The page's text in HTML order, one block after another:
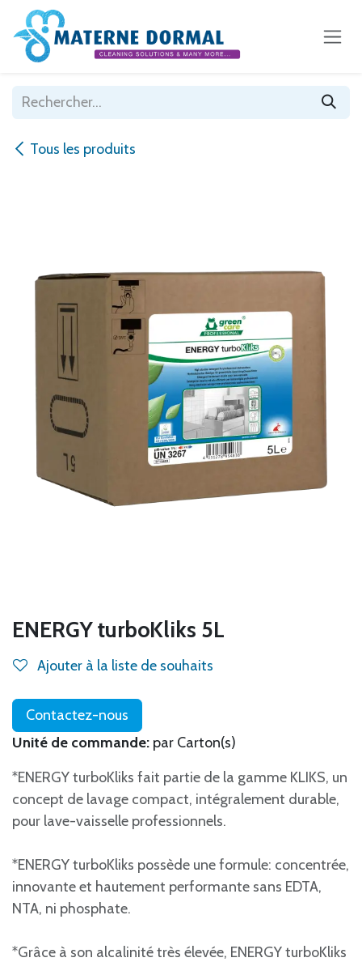
Se rendre au contenu
Tous les produits
ENERGY turboKliks 5L
Ajouter à la liste de souhaits
Contactez-nous
Unité de commande: par Carton(s)
*ENERGY turboKliks fait partie de la gamme KLIKS, un
concept de lavage compact, intégralement durable,
pour lave-vaisselle professionnels.
*ENERGY turboKliks possède une formule: concentrée,
innovante et hautement performante sans EDTA,
NTA, ni phosphate.
*Grâce à son alcalinité très élevée, ENERGY turboKliks